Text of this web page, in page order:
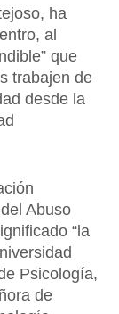
ha
al
que
trabajen de
desde la
Abuso
“la
Psicología,
de